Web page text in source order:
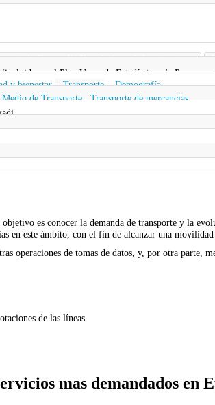
de Desarrollo Económico e Infraestructuras
en el Plan Vasco de Estadística y/o
y bienestar ,Transporte ,Demografía
Medio de Transporte ,Transporte de mercancías
es conocer la demanda de transporte y la
en este ámbito, con el fin de alcanzar una
operaciones de tomas de datos, y, por otra
de las líneas
mas demandados en